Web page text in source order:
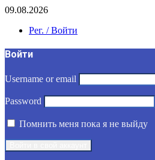
09.08.2026
Рег. / Войти
Войти
Username or email
Password
Помнить меня пока я не выйду